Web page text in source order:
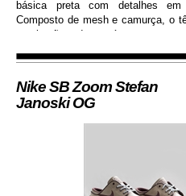
básica preta com detalhes
Composto de mesh e camurça, o
respiração dos pés e
Nike SB Zoom Stefan
Janoski OG